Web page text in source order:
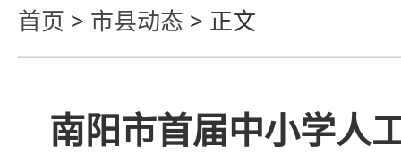
首页 > 市县动态 > 正文
南阳市首届中小学人